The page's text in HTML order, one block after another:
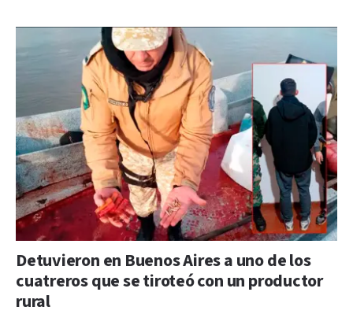
Detuvieron en Buenos Aires a uno de los
cuatreros que se tiroteó con un productor
rural